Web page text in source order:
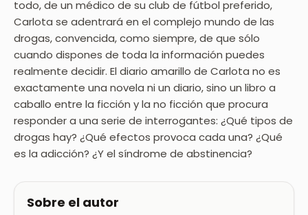
todo, de un médico de su club de fútbol preferido,
Carlota se adentrará en el complejo mundo de las
drogas, convencida, como siempre, de que sólo
cuando dispones de toda la información puedes
realmente decidir. El diario amarillo de Carlota no es
exactamente una novela ni un diario, sino un libro a
caballo entre la ficción y la no ficción que procura
responder a una serie de interrogantes: ¿Qué tipos de
drogas hay? ¿Qué efectos provoca cada una? ¿Qué
es la adicción? ¿Y el síndrome de abstinencia?
Sobre el autor